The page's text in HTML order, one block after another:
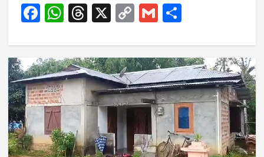
F
c
e
b
o
o
k
W
a
ts
A
p
p
T
re
a
d
s
X C
p
y
Li
n
k
G
ai
l
S
a
re